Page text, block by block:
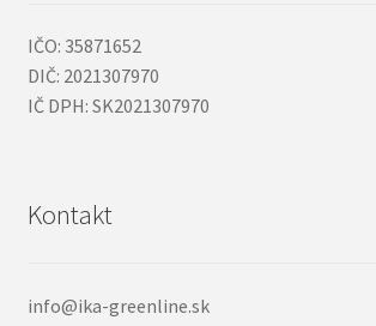
IČO: 35871652
DIČ: 2021307970
IČ DPH: SK2021307970
Kontakt
info@ika-greenline.sk